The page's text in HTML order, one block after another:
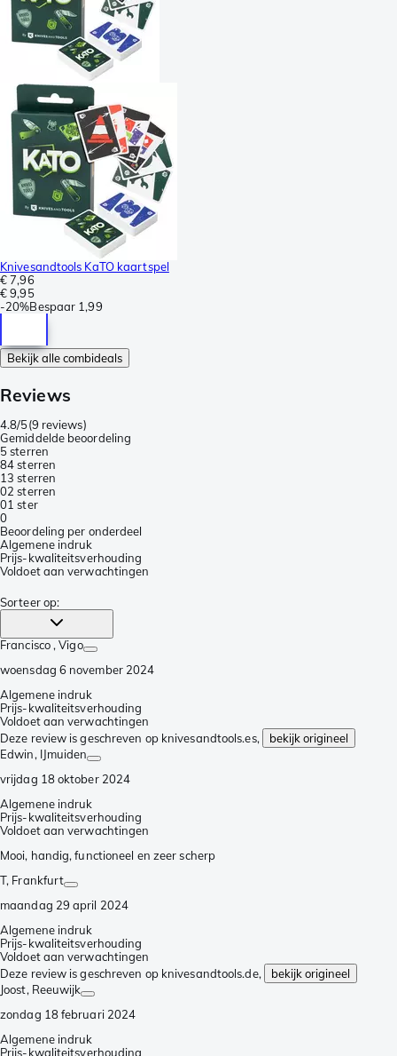
Knivesandtools KaTO kaartspel
€ 7,96
€ 9,95
-20%Bespaar 1,99
Bekijk alle combideals
Reviews
4.8/5(9 reviews)
Gemiddelde beoordeling
5 sterren
84 sterren
13 sterren
02 sterren
01 ster
0
Beoordeling per onderdeel
Algemene indruk
Prijs-kwaliteitsverhouding
Voldoet aan verwachtingen
Sorteer op:
Francisco , Vigo
woensdag 6 november 2024
Algemene indruk
Prijs-kwaliteitsverhouding
Voldoet aan verwachtingen
Deze review is geschreven op knivesandtools.es,
bekijk origineel
Edwin, IJmuiden
vrijdag 18 oktober 2024
Algemene indruk
Prijs-kwaliteitsverhouding
Voldoet aan verwachtingen
Mooi, handig, functioneel en zeer scherp
T, Frankfurt
maandag 29 april 2024
Algemene indruk
Prijs-kwaliteitsverhouding
Voldoet aan verwachtingen
Deze review is geschreven op knivesandtools.de,
bekijk origineel
Joost, Reeuwijk
zondag 18 februari 2024
Algemene indruk
Prijs-kwaliteitsverhouding